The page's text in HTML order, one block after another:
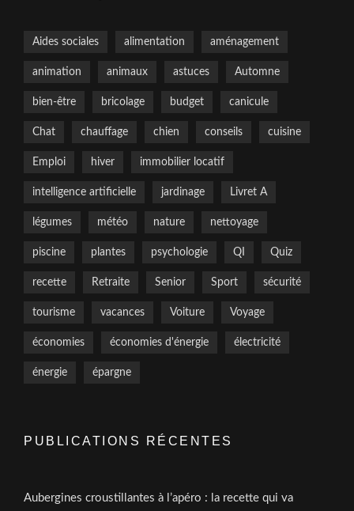
Aides sociales alimentation aménagement
animation animaux astuces Automne
bien-être bricolage budget canicule
Chat chauffage chien conseils cuisine
Emploi hiver immobilier locatif
intelligence artificielle jardinage Livret A
légumes météo nature nettoyage
piscine plantes psychologie QI Quiz
recette Retraite Senior Sport sécurité
tourisme vacances Voiture Voyage
économies économies d'énergie électricité
énergie épargne
PUBLICATIONS RÉCENTES
Aubergines croustillantes à l’apéro : la recette qui va